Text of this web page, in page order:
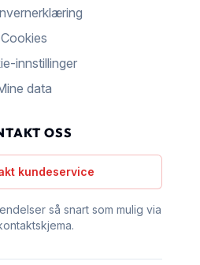
Cookies
innstillinger
data
OSS
kundeservice
så snart som mulig via